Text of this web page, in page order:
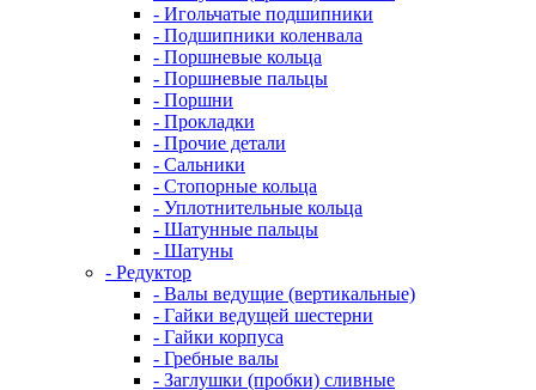
- Игольчатые подшипники
- Подшипники коленвала
- Поршневые кольца
- Поршневые пальцы
- Поршни
- Прокладки
- Прочие детали
- Сальники
- Стопорные кольца
- Уплотнительные кольца
- Шатунные пальцы
- Шатуны
- Редуктор
- Валы ведущие (вертикальные)
- Гайки ведущей шестерни
- Гайки корпуса
- Гребные валы
- Заглушки (пробки) сливные